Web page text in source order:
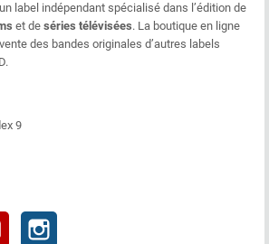
label indépendant spécialisé dans l’édition de
et de séries télévisées. La boutique en ligne
des bandes originales d’autres labels
9
YouTube